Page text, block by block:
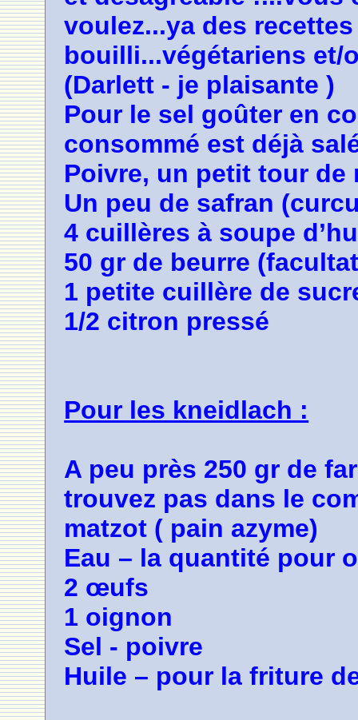
voulez...ya des
bouilli...végétariens et/
(Darlett - je plaisante )
Pour le sel goûter en
consommé est déjà
Poivre, un petit tour de
Un peu de safran
4 cuillères à soupe
50 gr de beurre
1 petite cuillère de
1/2 citron pressé
Pour les kneidlach :
A peu près 250 gr de
trouvez pas dans le
matzot ( pain azyme)
Eau – la quantité pour
2 œufs
1 oignon
Sel - poivre
Huile – pour la friture